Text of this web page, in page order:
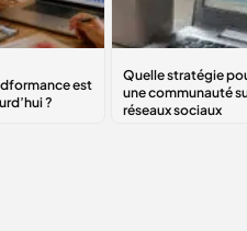
pour animer
communauté